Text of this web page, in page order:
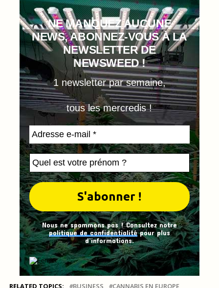
NE MANQUEZ AUCUNE
NEWS, ABONNEZ-VOUS À LA
NEWSLETTER DE
NEWSWEED !
1 newsletter par semaine,
tous les mercredis !
Nous ne spammons pas ! Consultez notre
politique de confidentialitépour plus
d’informations.
RELATED TOPICS: BUSINESS
CANNABIS EN EUROPE